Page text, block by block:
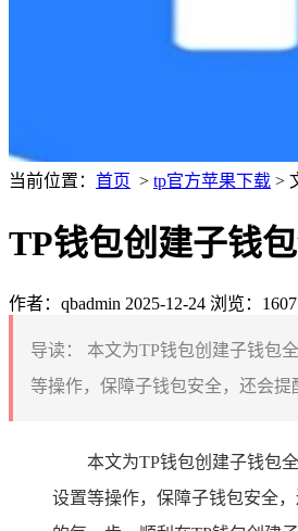
当前位置： 首页 > tp官方苹果下载 >
TP钱包创建子钱
作者：qbadmin 2025-12-24 浏览：1607
导读：
本文为TP钱包创建子钱包
等操作，保障子钱包安全，还会
本文为TP钱包创建子钱包
设置等操作，保障子钱包安全